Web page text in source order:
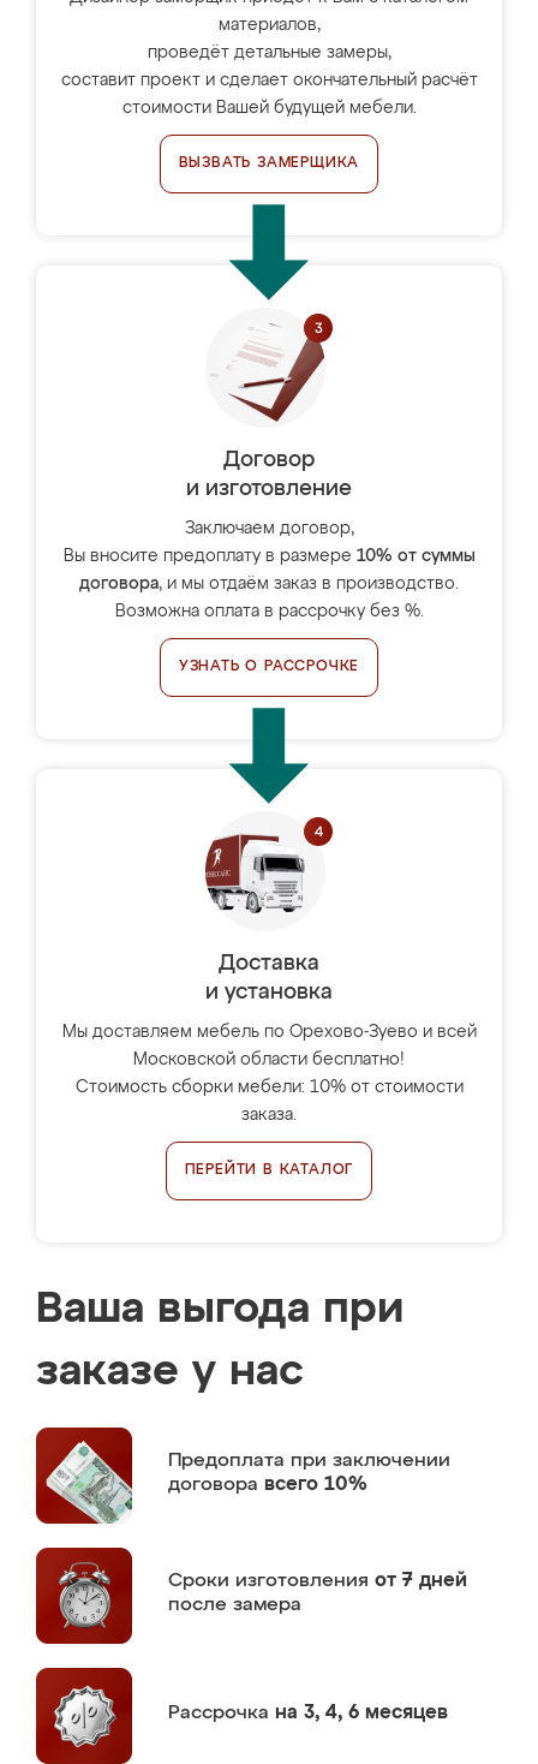
материалов,
проведёт детальные замеры,
составит проект и сделает окончательный расчёт
стоимости Вашей будущей мебели.
ВЫЗВАТЬ ЗАМЕРЩИКА
Договор
и изготовление
Заключаем договор,
Вы вносите предоплату в размере 10% от суммы
договора, и мы отдаём заказ в производство.
Возможна оплата в рассрочку без %.
УЗНАТЬ О РАССРОЧКЕ
Доставка
и установка
Мы доставляем мебель по Орехово-Зуево и всей
Московской области бесплатно!
Стоимость сборки мебели: 10% от стоимости
заказа.
ПЕРЕЙТИ В КАТАЛОГ
Ваша выгода при
заказе у нас
Предоплата при заключении
договора всего 10%
Сроки изготовления от 7 дней
после замера
Рассрочка на 3, 4, 6 месяцев